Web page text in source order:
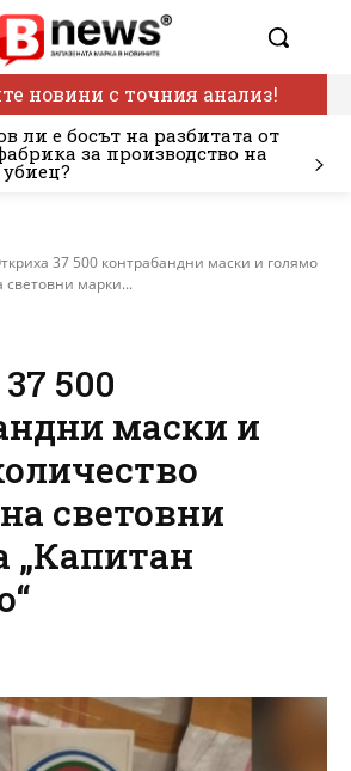
новини с точния анализ!
ли е босът на разбитата от
за производство на
37 500 контрабандни маски и голямо
световни марки...
500
маски и
световни
„Капитан